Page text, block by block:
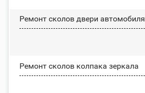
Ремонт сколов двери автомобиля
Ремонт сколов колпака зеркала